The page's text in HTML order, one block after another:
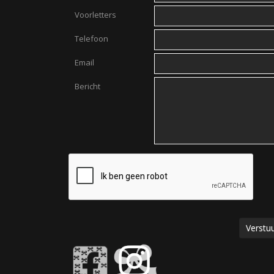
Voorletters
Telefoon
Email
Bericht